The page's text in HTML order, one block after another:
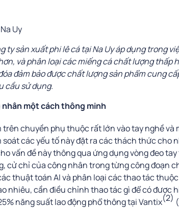
Uy
ty sản xuất phi lê cá tại Na Uy áp dụng trong
và phân loại các miếng cá chất lượng thấp
đảm bảo được chất lượng sản phẩm cung
cầu sử dụng.
một cách thông minh
chuyền phụ thuộc rất lớn vào tay nghề và
các yếu tố này đặt ra các thách thức cho
vấn đề này thông qua ứng dụng vòng đeo
cử chỉ của công nhân trong từng công đoạn
thuật toán AI và phân loại các thao tác
nhiêu, cần điều chỉnh thao tác gì để có được
năng suất lao động phổ thông tại Vantix(2)